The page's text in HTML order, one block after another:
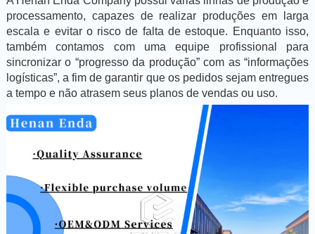
processamento, capazes de realizar produções em larga
escala e evitar o risco de falta de estoque. Enquanto isso,
também contamos com uma equipe profissional para
sincronizar o “progresso da produção” com as “informações
logísticas”, a fim de garantir que os pedidos sejam entregues
a tempo e não atrasem seus planos de vendas ou uso.